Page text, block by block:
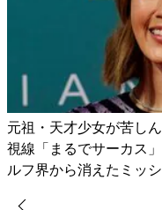
元祖・天才少女が苦し
視線「まるでサーカス
ルフ界から消えたミッ